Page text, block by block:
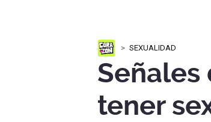
SEXUALIDAD
Señales
tener